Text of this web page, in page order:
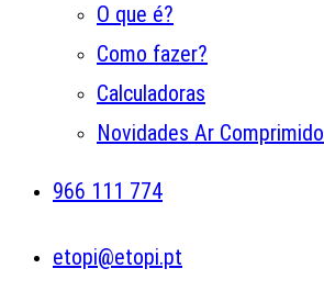
O que é?
Como fazer?
Calculadoras
Novidades Ar Comprimido
966 111 774
etopi@etopi.pt